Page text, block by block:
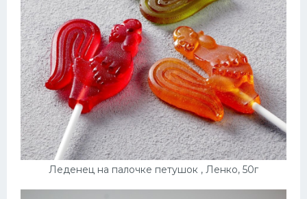
Леденец на палочке петушок , Ленко, 50г